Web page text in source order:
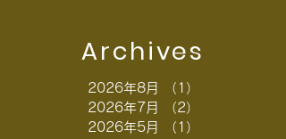
Archives
2026年8月 （1）
2026年7月
（2）
2026年5月
（1）